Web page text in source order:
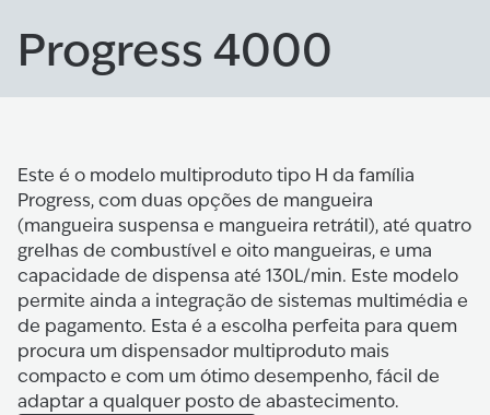
Progress 4000
Este é o modelo multiproduto tipo H da família
Progress, com duas opções de mangueira
(mangueira suspensa e mangueira retrátil), até quatro
grelhas de combustível e oito mangueiras, e uma
capacidade de dispensa até 130L/min. Este modelo
permite ainda a integração de sistemas multimédia e
de pagamento. Esta é a escolha perfeita para quem
procura um dispensador multiproduto mais
compacto e com um ótimo desempenho, fácil de
adaptar a qualquer posto de abastecimento.